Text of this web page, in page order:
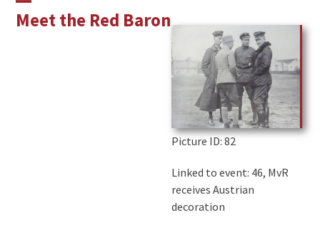
Meet the Red Baron
Open
Close
Picture ID: 82
Linked to event: 46, MvR
receives Austrian
decoration